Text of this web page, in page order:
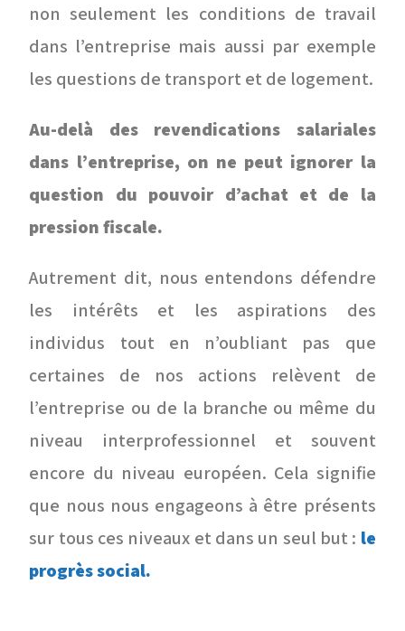
non seulement les conditions de travail
dans l’entreprise mais aussi par exemple
les questions de transport et de logement.
Au-delà des revendications salariales
dans l’entreprise, on ne peut ignorer la
question du pouvoir d’achat et de la
pression fiscale.
Autrement dit, nous entendons défendre
les intérêts et les aspirations des
individus tout en n’oubliant pas que
certaines de nos actions relèvent de
l’entreprise ou de la branche ou même du
niveau interprofessionnel et souvent
encore du niveau européen. Cela signifie
que nous nous engageons à être présents
sur tous ces niveaux et dans un seul but : le
progrès social.